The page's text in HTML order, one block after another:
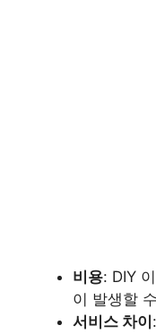
비용: DIY
이 발생할
서비스 차이